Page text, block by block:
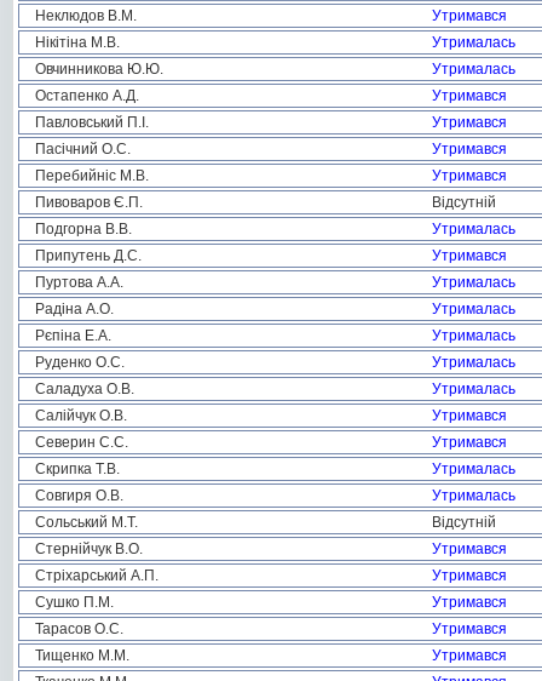
Неклюдов В.М.
Утримався
Нікітіна М.В.
Утрималась
Овчинникова Ю.Ю.
Утрималась
Остапенко А.Д.
Утримався
Павловський П.І.
Утримався
Пасічний О.С.
Утримався
Перебийніс М.В.
Утримався
Пивоваров Є.П.
Відсутній
Подгорна В.В.
Утрималась
Припутень Д.С.
Утримався
Пуртова А.А.
Утрималась
Радіна А.О.
Утрималась
Рєпіна Е.А.
Утрималась
Руденко О.С.
Утрималась
Саладуха О.В.
Утрималась
Салійчук О.В.
Утримався
Северин С.С.
Утримався
Скрипка Т.В.
Утрималась
Совгиря О.В.
Утрималась
Сольський М.Т.
Відсутній
Стернійчук В.О.
Утримався
Стріхарський А.П.
Утримався
Сушко П.М.
Утримався
Тарасов О.С.
Утримався
Тищенко М.М.
Утримався